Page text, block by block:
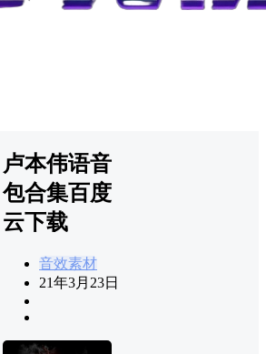
卢本伟语音
包合集百度
云下载
音效素材
21年3月23日